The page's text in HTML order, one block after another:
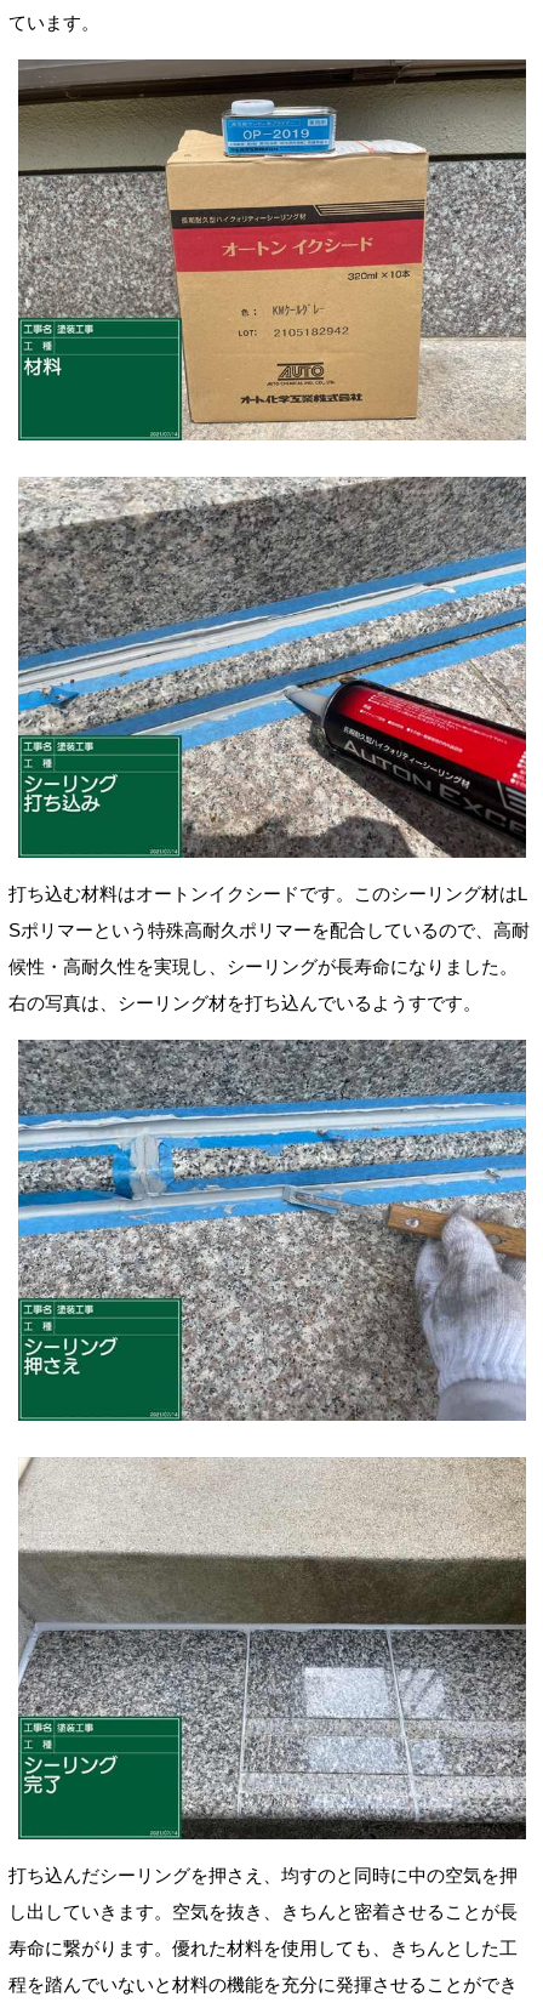
ています。
打ち込む材料はオートンイクシードです。このシーリング材はL
Sポリマーという特殊高耐久ポリマーを配合しているので、高耐
候性・高耐久性を実現し、シーリングが長寿命になりました 。
右の写真は、シーリング材を打ち込んでいるようすです。
打ち込んだシーリングを押さえ、均すのと同時に中の空気を押
し出していきます。空気を抜き、きちんと密着させることが長
寿命に繋がります。優れた材料を使用しても、きちんとした工
程を踏んでいないと材料の機能を充分に発揮させることができ